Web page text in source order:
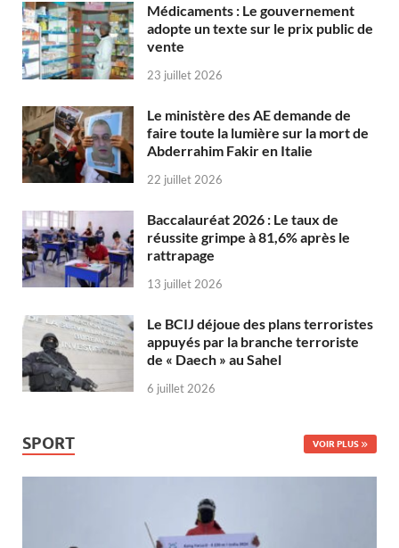
Médicaments : Le gouvernement
adopte un texte sur le prix public de
vente
23 juillet 2026
Le ministère des AE demande de
faire toute la lumière sur la mort de
Abderrahim Fakir en Italie
22 juillet 2026
Baccalauréat 2026 : Le taux de
réussite grimpe à 81,6% après le
rattrapage
13 juillet 2026
Le BCIJ déjoue des plans terroristes
appuyés par la branche terroriste
de « Daech » au Sahel
6 juillet 2026
SPORT VOIR PLUS